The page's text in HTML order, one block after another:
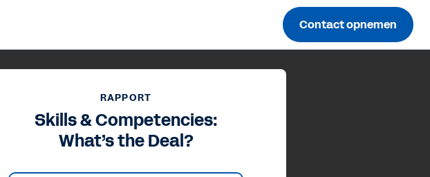
Contact opnemen
RAPPORT
Skills & Competencies:
What’s the Deal?